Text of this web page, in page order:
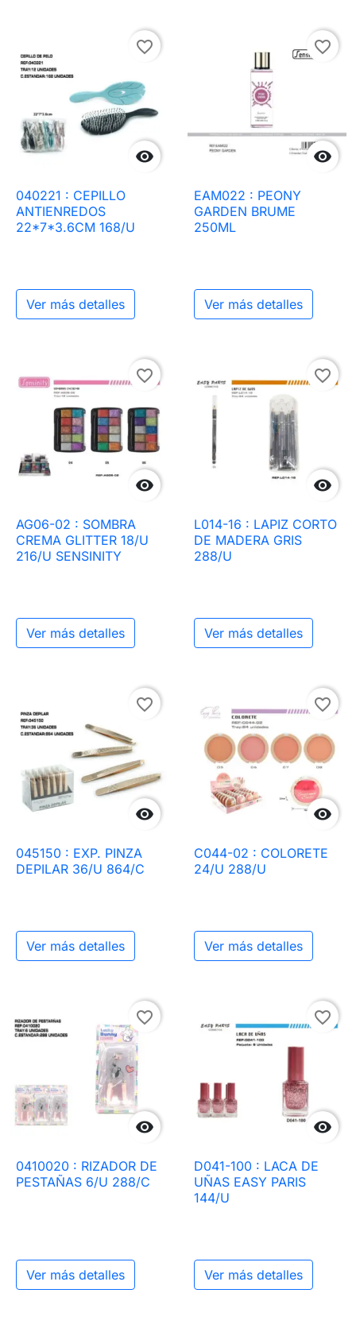

favorite_border
040221 : CEPILLO
ANTIENREDOS
22*7*3.6CM 168/U
Ver más detalles

favorite_border
EAM022 : PEONY
GARDEN BRUME
250ML
Ver más detalles

favorite_border
AG06-02 : SOMBRA
CREMA GLITTER 18/U
216/U SENSINITY
Ver más detalles

favorite_border
L014-16 : LAPIZ CORTO
DE MADERA GRIS
288/U
Ver más detalles

favorite_border
045150 : EXP. PINZA
DEPILAR 36/U 864/C
Ver más detalles

favorite_border
C044-02 : COLORETE
24/U 288/U
Ver más detalles

favorite_border
0410020 : RIZADOR DE
PESTAÑAS 6/U 288/C
Ver más detalles

favorite_border
D041-100 : LACA DE
UÑAS EASY PARIS
144/U
Ver más detalles